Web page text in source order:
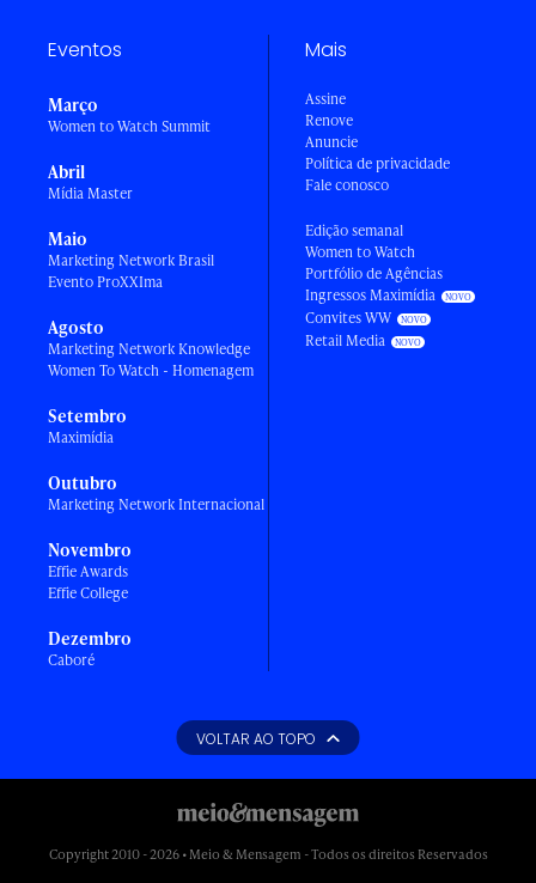
Eventos
Março
Women to Watch Summit
Abril
Mídia Master
Maio
Marketing Network Brasil
Evento ProXXIma
Agosto
Marketing Network Knowledge
Women To Watch - Homenagem
Setembro
Maximídia
Outubro
Marketing Network Internacional
Novembro
Effie Awards
Effie College
Dezembro
Caboré
Mais
Assine
Renove
Anuncie
Política de privacidade
Fale conosco
Edição semanal
Women to Watch
Portfólio de Agências
Ingressos Maximídia
Convites WW
Retail Media
VOLTAR AO TOPO
Copyright 2010 - 2026 • Meio & Mensagem - Todos os direitos Reservados